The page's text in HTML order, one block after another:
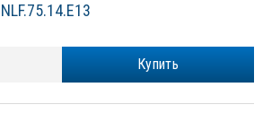
NLF.75.14.E13
Купить